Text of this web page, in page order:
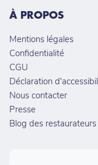
À PROPOS
Mentions légales
Confidentialité
CGU
Déclaration
Nous contacter
Presse
Blog des restaurateurs